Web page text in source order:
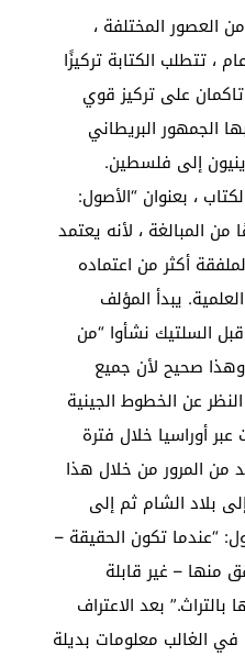
المختلفة ،
عام ، تتطلب الكتابة تركيزًا
على تركيز قوي
الجمهور البريطاني
إلى فلسطين.
، بعنوان “الأصول:
المبالغة ، لأنه يعتمد
أكثر من اعتماده
يبدأ المؤلف
قبل السلتيك نشأوا “من
صحيح لأن جميع
عن الخطوط الجينية
أوراسيا خلال فترة
من المرور من خلال هذا
بلاد الشام ثم إلى
“عندما تكون الحقيقة –
منها – غير قابلة
بعد الاعتراف
الغالب معلومات بديلة